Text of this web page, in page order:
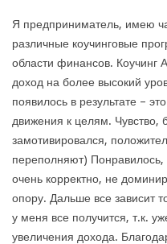
Я предприниматель, имею
различные коучинговые
области финансов.
доход на более высокий
появилось в результате –
движения к целям. Чувство,
замотивировался,
переполняют) Понравилось,
очень корректно, не
опору. Дальше все зависит
у меня все получится, т.к.
увеличения дохода.